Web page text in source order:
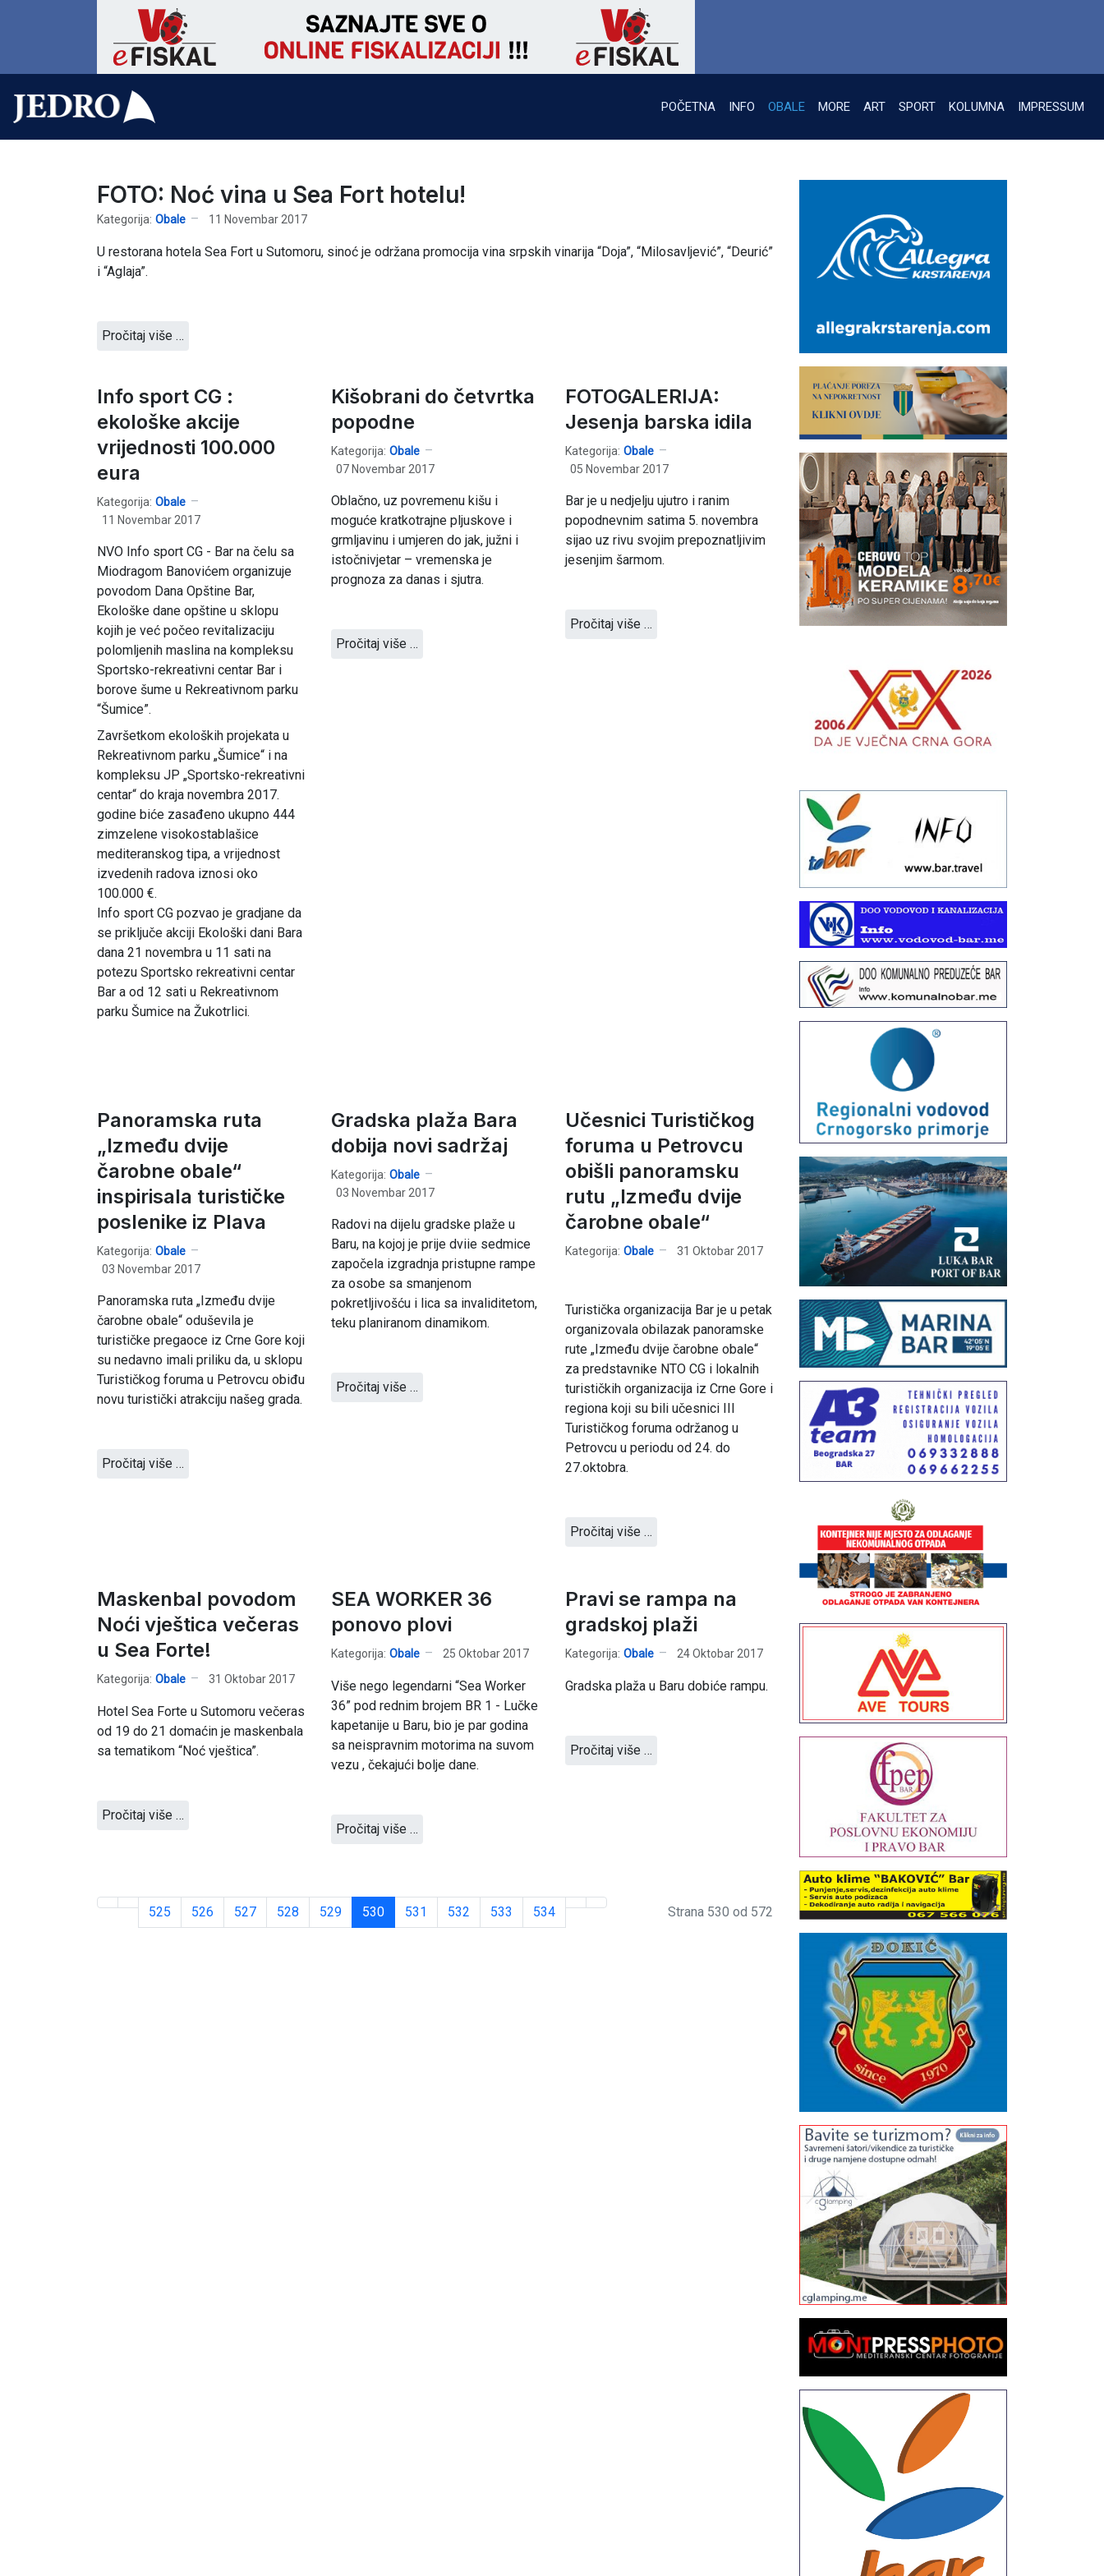
POČETNA INFO OBALE MORE ART SPORT KOLUMNA IMPRESSUM
FOTO: Noć vina u Sea Fort hotelu!
Kategorija: Obale 11 Novembar 2017
U restorana hotela Sea Fort u Sutomoru, sinoć je održana promocija vina srpskih vinarija “Doja”, “Milosavljević”, “Deurić”
i “Aglaja”.
Pročitaj više …
Info sport CG :
ekološke akcije
vrijednosti 100.000
eura
Kategorija: Obale
11 Novembar 2017
NVO Info sport CG - Bar na čelu sa
Miodragom Banovićem organizuje
povodom Dana Opštine Bar,
Ekološke dane opštine u sklopu
kojih je već počeo revitalizaciju
polomljenih maslina na kompleksu
Sportsko-rekreativni centar Bar i
borove šume u Rekreativnom parku
“Šumice”.
Završetkom ekoloških projekata u
Rekreativnom parku „Šumice“ i na
kompleksu JP „Sportsko-rekreativni
centar“ do kraja novembra 2017.
godine biće zasađeno ukupno 444
zimzelene visokostablašice
mediteranskog tipa, a vrijednost
izvedenih radova iznosi oko
100.000 €.
Info sport CG pozvao je gradjane da
se priključe akciji Ekološki dani Bara
dana 21 novembra u 11 sati na
potezu Sportsko rekreativni centar
Bar a od 12 sati u Rekreativnom
parku Šumice na Žukotrlici.
Kišobrani do četvrtka
popodne
Kategorija: Obale
07 Novembar 2017
Oblačno, uz povremenu kišu i
moguće kratkotrajne pljuskove i
grmljavinu i umjeren do jak, južni i
istočnivjetar – vremenska je
prognoza za danas i sjutra.
Pročitaj više …
FOTOGALERIJA:
Jesenja barska idila
Kategorija: Obale
05 Novembar 2017
Bar je u nedjelju ujutro i ranim
popodnevnim satima 5. novembra
sijao uz rivu svojim prepoznatljivim
jesenjim šarmom.
Pročitaj više …
Panoramska ruta
„Između dvije
čarobne obale“
inspirisala turističke
poslenike iz Plava
Kategorija: Obale
03 Novembar 2017
Panoramska ruta „Između dvije
čarobne obale“ oduševila je
turističke pregaoce iz Crne Gore koji
su nedavno imali priliku da, u sklopu
Turističkog foruma u Petrovcu obiđu
novu turistički atrakciju našeg grada.
Pročitaj više …
Gradska plaža Bara
dobija novi sadržaj
Kategorija: Obale
03 Novembar 2017
Radovi na dijelu gradske plaže u
Baru, na kojoj je prije dviie sedmice
započela izgradnja pristupne rampe
za osobe sa smanjenom
pokretljivošću i lica sa invaliditetom,
teku planiranom dinamikom.
Pročitaj više …
Učesnici Turističkog
foruma u Petrovcu
obišli panoramsku
rutu „Između dvije
čarobne obale“
Kategorija: Obale 31 Oktobar 2017
Turistička organizacija Bar je u petak
organizovala obilazak panoramske
rute „Između dvije čarobne obale“
za predstavnike NTO CG i lokalnih
turističkih organizacija iz Crne Gore i
regiona koji su bili učesnici III
Turističkog foruma održanog u
Petrovcu u periodu od 24. do
27.oktobra.
Pročitaj više …
Maskenbal povodom
Noći vještica večeras
u Sea Forte!
Kategorija: Obale 31 Oktobar 2017
Hotel Sea Forte u Sutomoru večeras
od 19 do 21 domaćin je maskenbala
sa tematikom “Noć vještica”.
Pročitaj više …
SEA WORKER 36
ponovo plovi
Kategorija: Obale 25 Oktobar 2017
Više nego legendarni “Sea Worker
36” pod rednim brojem BR 1 - Lučke
kapetanije u Baru, bio je par godina
sa neispravnim motorima na suvom
vezu , čekajući bolje dane.
Pročitaj više …
Pravi se rampa na
gradskoj plaži
Kategorija: Obale 24 Oktobar 2017
Gradska plaža u Baru dobiće rampu.
Pročitaj više …
525 526 527 528 529 530 531 532 533 534 Strana 530 od 572